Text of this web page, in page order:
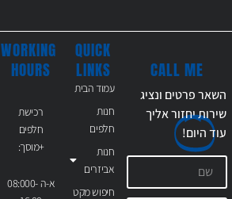
QUICK
LINKS
עמוד הבית
חנות
חלפים
חנות
אביזרים
חיפוש מקט
WORKING
HOURS
רכישת
חלפים
+מוסך:
א-ה 08:000-
CALL ME
השאר פרטים ונציג
שירות יחזור אליך
עודהיום!